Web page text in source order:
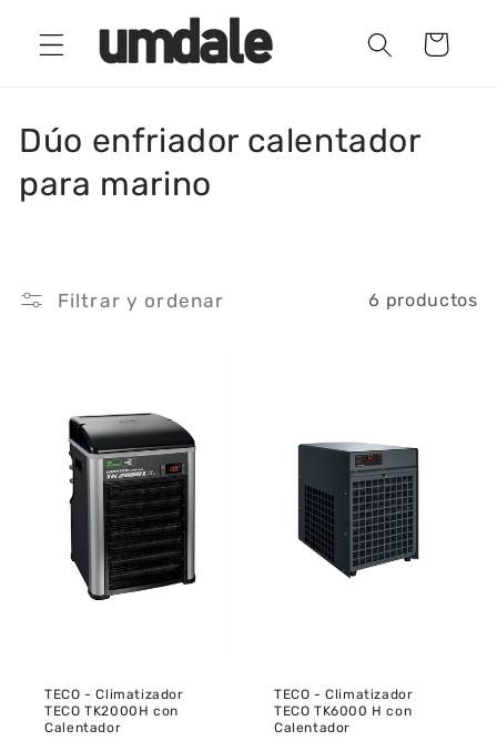
directamente
al contenido
Carrito
C
o
c
Dúo enfriador calentador
para marino
Filtrar y ordenar 6 productos
TECO - Climatizador
TECO TK2000H con
Calentador
TECO - Climatizador
TECO TK6000 H con
Calentador